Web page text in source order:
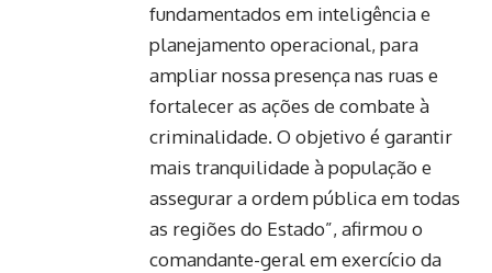
fundamentados em inteligência e
planejamento operacional, para
ampliar nossa presença nas ruas e
fortalecer as ações de combate à
criminalidade. O objetivo é garantir
mais tranquilidade à população e
assegurar a ordem pública em todas
as regiões do Estado”, afirmou o
comandante-geral em exercício da